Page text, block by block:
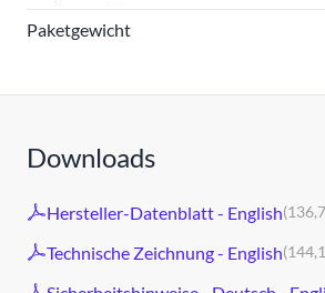
Paketgewicht
Downloads
Hersteller-Datenblatt - English
Technische Zeichnung - English